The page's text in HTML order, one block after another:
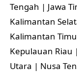
Tengah | Jawa
Kalimantan
Kalimantan
Kepulauan
Utara | Nusa